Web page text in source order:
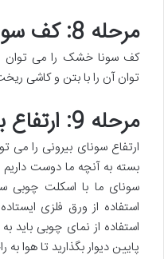
مرحله 8: کف سونا
کف سونا خشک را می توان
توان آن را با بتن و کاشی
مرحله 9: ارتفاع بیرونی سونا خشک
ارتفاع سونای بیرونی را می
بسته به آنچه ما دوست
سونای ما با اسکلت چوبی
استفاده از ورق فلزی
استفاده از نمای چوبی باید
پایین دیوار بگذارید تا هوا به